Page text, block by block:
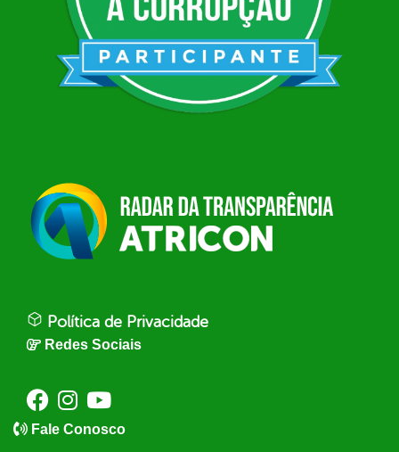
Política de Privacidade
Redes Sociais
Fale Conosco